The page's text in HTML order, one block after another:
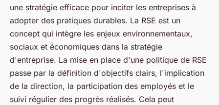
une stratégie efficace pour inciter les entreprises à
adopter des pratiques durables. La RSE est un
concept qui intègre les enjeux environnementaux,
sociaux et économiques dans la stratégie
d'entreprise. La mise en place d'une politique de RSE
passe par la définition d'objectifs clairs, l'implication
de la direction, la participation des employés et le
suivi régulier des progrès réalisés. Cela peut